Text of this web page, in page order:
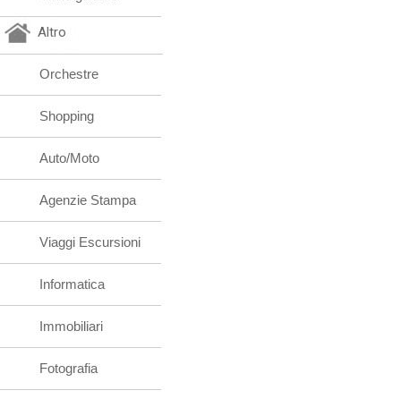
Altro
Orchestre
Shopping
Auto/Moto
Agenzie Stampa
Viaggi Escursioni
Informatica
Immobiliari
Fotografia